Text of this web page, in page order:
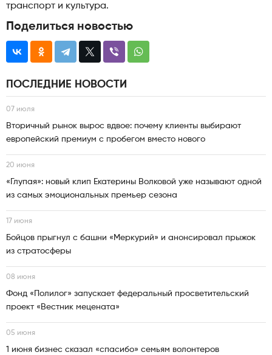
транспорт и культура.
Поделиться новостью
ПОСЛЕДНИЕ НОВОСТИ
07 июля
Вторичный рынок вырос вдвое: почему клиенты выбирают
европейский премиум с пробегом вместо нового
20 июня
«Глупая»: новый клип Екатерины Волковой уже называют одной
из самых эмоциональных премьер сезона
17 июня
Бойцов прыгнул с башни «Меркурий» и анонсировал прыжок
из стратосферы
08 июня
Фонд «Полилог» запускает федеральный просветительский
проект «Вестник мецената»
05 июня
1 июня бизнес сказал «спасибо» семьям волонтеров